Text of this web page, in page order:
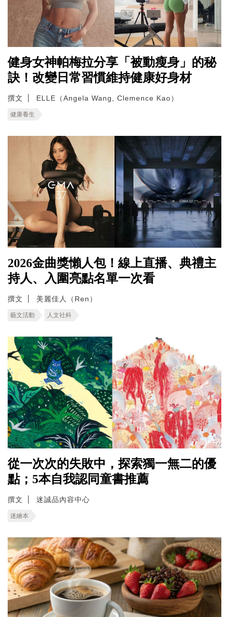
健身女神帕梅拉分享「被動瘦身」的秘
訣！改變日常習慣維持健康好身材
撰文 ELLE（Angela Wang, Clemence Kao）
健康養生
2026金曲獎懶人包！線上直播、典禮主
持人、入圍亮點名單一次看
撰文 美麗佳人（Ren）
藝文活動 人文社科
從一次次的失敗中，探索獨一無二的優
點；5本自我認同童書推薦
撰文 迷誠品內容中心
迷繪本